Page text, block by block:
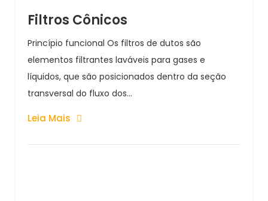
Filtros Cônicos
Princípio funcional Os filtros de dutos são
elementos filtrantes laváveis para gases e
líquidos, que são posicionados dentro da seção
transversal do fluxo dos...
Leia Mais